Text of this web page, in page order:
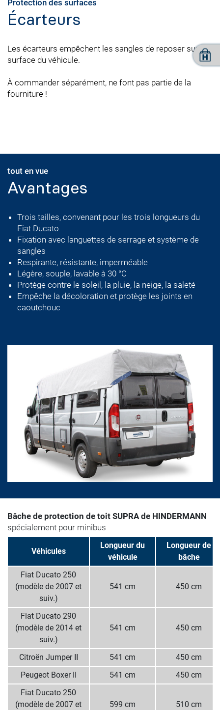
Protection des surfaces
Écarteurs
Les écarteurs empêchent les sangles de reposer sur la
surface du véhicule.
À commander séparément, ne font pas partie de la
fourniture !
tout en vue
Avantages
Trois tailles, convenant pour les trois longueurs du
Fiat Ducato
Fixation avec languettes de serrage et système de
sangles
Respirante, résistante, imperméable
Légère, souple, lavable à 30 °C
Protège contre le soleil, la pluie, la neige, la saleté
Empêche la décoloration et protège les joints en
caoutchouc
Bâche de protection de toit SUPRA de HINDERMANN
spécialement pour minibus
Véhicules
Longueur du
véhicule
Longueur de
bâche
Fiat Ducato 250
(modèle de 2007 et
suiv.)
541 cm 450 cm
Fiat Ducato 290
(modèle de 2014 et
suiv.)
541 cm 450 cm
Citroёn Jumper II 541 cm
450 cm
Peugeot Boxer II
541 cm
450 cm
Fiat Ducato 250
(modèle de 2007 et
599 cm 510 cm